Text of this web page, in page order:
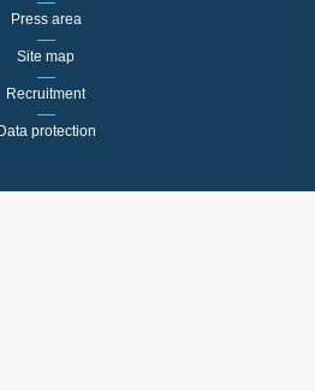
Press area
Site map
Recruitment
Data protection